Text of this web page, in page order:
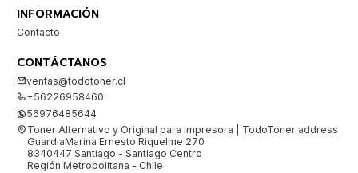
INFORMACIÓN
Contacto
CONTÁCTANOS
ventas@todotoner.cl
+56226958460
56976485644
Toner Alternativo y Original para Impresora | TodoToner address
GuardiaMarina Ernesto Riquelme 270
8340447 Santiago - Santiago Centro
Región Metropolitana - Chile